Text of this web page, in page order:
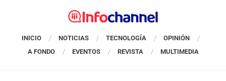
INICIO NOTICIAS TECNOLOGÍA
OPINIÓN
A FONDO
EVENTOS REVISTA MULTIMEDIA